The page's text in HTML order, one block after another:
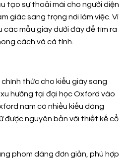
tạo sự thoải mái cho người diện
giác sang trọng nơi làm việc. Vì
các mẫu giày dưới đây để tìm ra
cách và cá tính.
thức cho kiểu giày sang
hướng tại đại học Oxford vào
nam có nhiều kiểu dáng
được nguyên bản với thiết kế cổ
phom dáng đơn giản, phù hợp